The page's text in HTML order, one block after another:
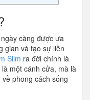
càng được ưa
gian và tạo sự liền
Slim ra đời chính là
một cánh cửa, mà là
phong cách sống